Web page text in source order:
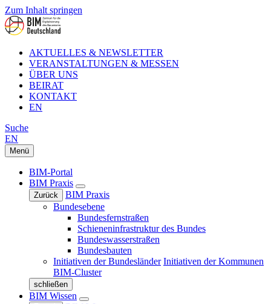
Zum Inhalt springen
AKTUELLES & NEWSLETTER
VERANSTALTUNGEN & MESSEN
ÜBER UNS
BEIRAT
KONTAKT
EN
Suche
EN
Menü
BIM-Portal
BIM Praxis
Zurück
BIM Praxis
Bundesebene
Bundesfernstraßen
Schieneninfrastruktur des Bundes
Bundeswasserstraßen
Bundesbauten
Initiativen der Bundesländer Initiativen der Kommunen
BIM-Cluster
schließen
BIM Wissen